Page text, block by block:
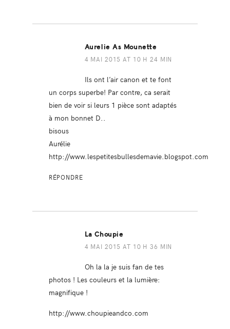
Aurelie As Mounette
4 MAI 2015 AT 10 H 24 MIN
Ils ont l’air canon et te font
un corps superbe! Par contre, ca serait
bien de voir si leurs 1 pièce sont adaptés
à mon bonnet D..
bisous
Aurélie
http://www.lespetitesbullesdemavie.blogspot.com
RÉPONDRE
La Choupie
4 MAI 2015 AT 10 H 36 MIN
Oh la la je suis fan de tes
photos ! Les couleurs et la lumière:
magnifique !
http://www.choupieandco.com